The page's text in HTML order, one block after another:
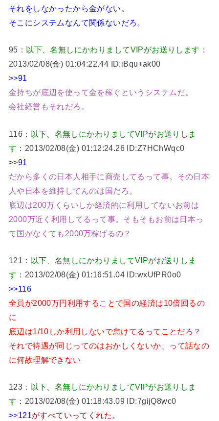
それをしなかったから金がない。
そこにシステムなんて関係ないだろ。
95： 以下、名無しにかわりましてVIPがお送りします ：
2013/02/08(金) 01:04:22.44 ID:iBqu+ak00
>>91
金持ちが底辺を使って金を稼ぐというシステムだ。
会社経営もそれだろ。
116： 以下、名無しにかわりましてVIPがお送りしま
す ：2013/02/08(金) 01:12:24.26 ID:Z7HChWqc0
>>91
だから多くの日本人相手に商売してるって事。その日本
人や日本を維持してんのは国だろ。
底辺は200万くらいしか経済的に利用してないお前は
2000万近く利用してるって事。そもそもお前は日本っ
て国がなくても2000万稼げるの？
121： 以下、名無しにかわりましてVIPがお送りしま
す ：2013/02/08(金) 01:16:51.04 ID:wxUfPR0o0
>>116
全員が2000万円利用することで国の経済は10倍回るの
に
底辺は1/10しか利用しないで怠けてるってことだろ？
それで待遇が同じってのはおかしくないか、って話なの
に何故理解できない
123：
以下、名無しにかわりましてVIPがお送りしま
す ：2013/02/08(金) 01:18:43.09 ID:7gijQ8wc0
>>121がすべていってくれた。